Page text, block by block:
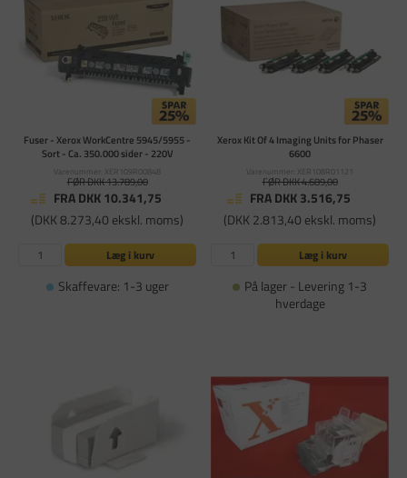
Fuser - Xerox WorkCentre 5945/5955 -
Sort - Ca. 350.000 sider - 220V
Varenummer: XER109R00848
FØR DKK 13.789,00
FRA DKK 10.341,75
(DKK 8.273,40 ekskl. moms)
Læg i kurv
Skaffevare: 1-3 uger
Xerox Kit Of 4 Imaging Units for Phaser
6600
Varenummer: XER108R01121
FØR DKK 4.689,00
FRA DKK 3.516,75
(DKK 2.813,40 ekskl. moms)
Læg i kurv
På lager - Levering 1-3
hverdage